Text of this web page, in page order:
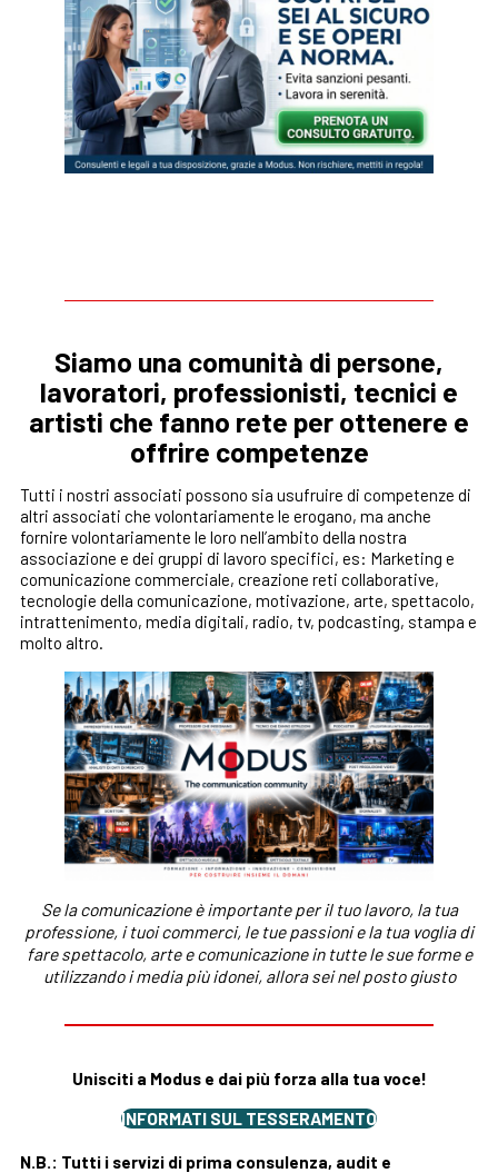
Siamo una comunità di persone,
lavoratori, professionisti, tecnici e
artisti che fanno rete per ottenere e
offrire competenze
Tutti i nostri associati possono sia usufruire di competenze di
altri associati che volontariamente le erogano, ma anche
fornire volontariamente le loro nell’ambito della nostra
associazione e dei gruppi di lavoro specifici, es: Marketing e
comunicazione commerciale, creazione reti collaborative,
tecnologie della comunicazione, motivazione, arte, spettacolo,
intrattenimento, media digitali, radio, tv, podcasting, stampa e
molto altro.
Se la comunicazione è importante per il tuo lavoro, la tua
professione, i tuoi commerci, le tue passioni e la tua voglia di
fare spettacolo, arte e comunicazione in tutte le sue forme e
utilizzando i media più idonei, allora sei nel posto giusto
Unisciti a Modus e dai più forza alla tua voce!
INFORMATI SUL TESSERAMENTO
N.B.: Tutti i servizi di prima consulenza, audit e